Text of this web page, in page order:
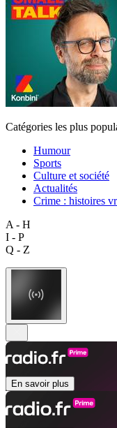
Catégories les plus
Humour
Sports
Culture et société
Actualités
Crime : histoires
A - H
I - P
Q - Z
En savoir plus